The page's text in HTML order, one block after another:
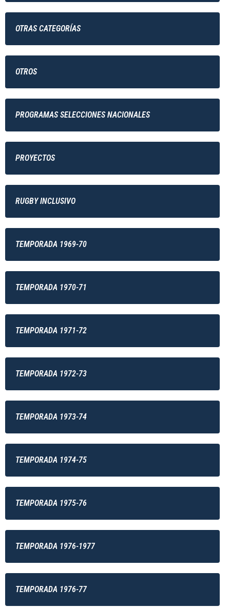
OTRAS CATEGORÍAS
OTROS
PROGRAMAS SELECCIONES NACIONALES
PROYECTOS
RUGBY INCLUSIVO
TEMPORADA 1969-70
TEMPORADA 1970-71
TEMPORADA 1971-72
TEMPORADA 1972-73
TEMPORADA 1973-74
TEMPORADA 1974-75
TEMPORADA 1975-76
TEMPORADA 1976-1977
TEMPORADA 1976-77